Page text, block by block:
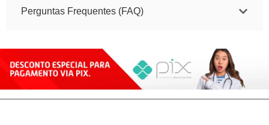
Perguntas Frequentes (FAQ)